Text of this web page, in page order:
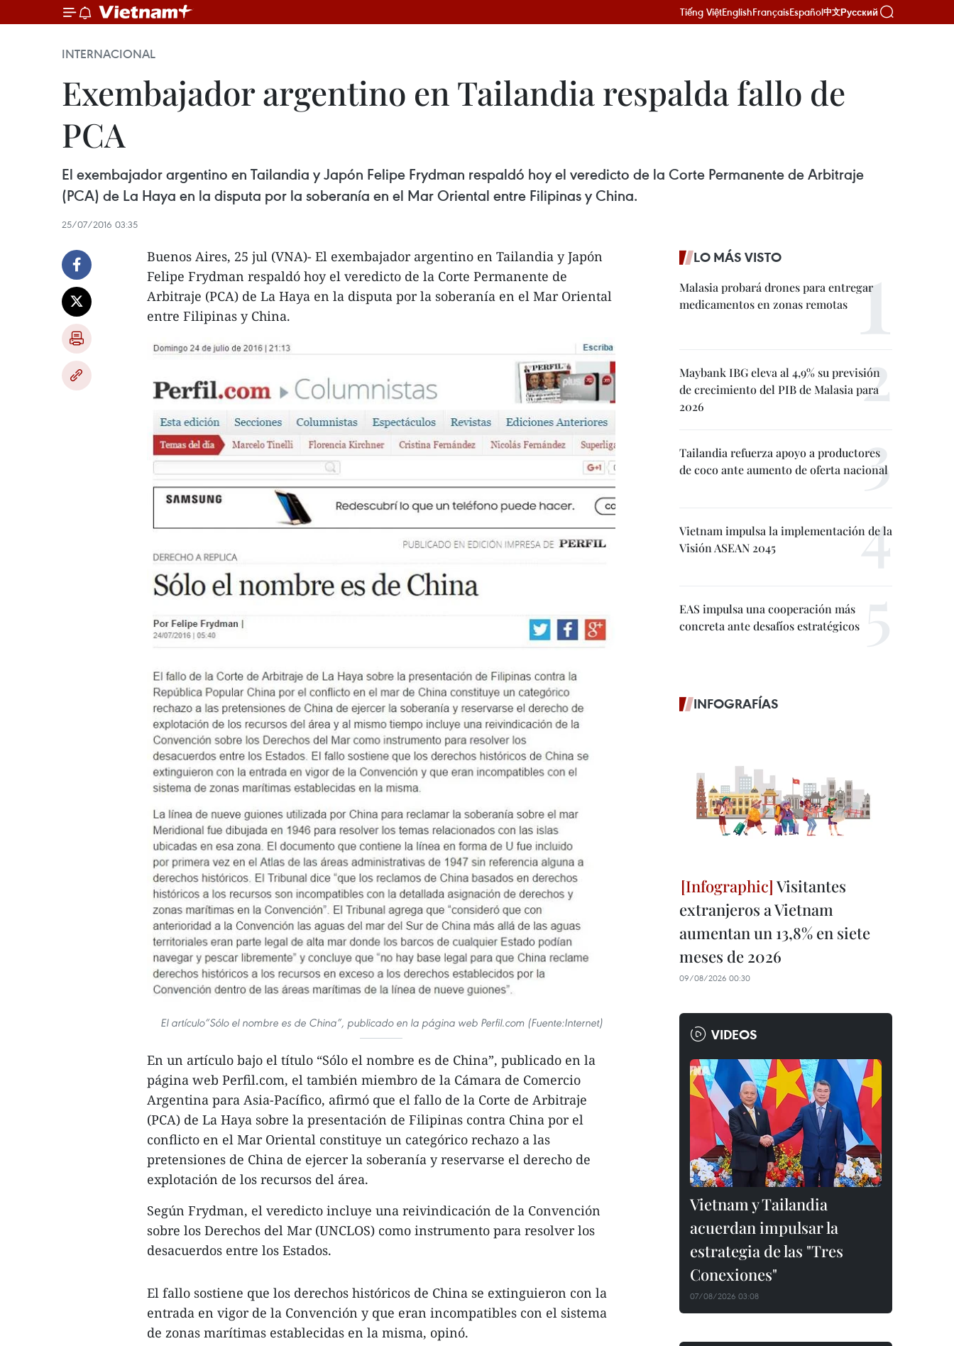
Tiếng ViệtEnglishFrançaisEspañol中文Русский
INTERNACIONAL
Exembajador argentino en Tailandia respalda fallo de
PCA
El exembajador argentino en Tailandia y Japón Felipe Frydman respaldó hoy el veredicto de la Corte Permanente de Arbitraje
(PCA) de La Haya en la disputa por la soberanía en el Mar Oriental entre Filipinas y China.
25/07/2016 03:35
Buenos Aires, 25 jul (VNA)- El exembajador argentino en Tailandia y Japón
Felipe Frydman respaldó hoy el veredicto de la Corte Permanente de
Arbitraje (PCA) de La Haya en la disputa por la soberanía en el Mar Oriental
entre Filipinas y China.
El artículo“Sólo el nombre es de China”, publicado en la página web Perfil.com (Fuente:Internet)
En un artículo bajo el título “Sólo el nombre es de China”, publicado en la
página web Perfil.com, el también miembro de la Cámara de Comercio
Argentina para Asia-Pacífico, afirmó que el fallo de la Corte de Arbitraje
(PCA) de La Haya sobre la presentación de Filipinas contra China por el
conflicto en el Mar Oriental constituye un categórico rechazo a las
pretensiones de China de ejercer la soberanía y reservarse el derecho de
explotación de los recursos del área.
Según Frydman, el veredicto incluye una reivindicación de la Convención
sobre los Derechos del Mar (UNCLOS) como instrumento para resolver los
desacuerdos entre los Estados.
El fallo sostiene que los derechos históricos de China se extinguieron con la
entrada en vigor de la Convención y que eran incompatibles con el sistema
de zonas marítimas establecidas en la misma, opinó.
LO MÁS VISTO
Malasia probará drones para entregar
medicamentos en zonas remotas
Maybank IBG eleva al 4,9% su previsión
de crecimiento del PIB de Malasia para
2026
Tailandia refuerza apoyo a productores
de coco ante aumento de oferta nacional
Vietnam impulsa la implementación de la
Visión ASEAN 2045
EAS impulsa una cooperación más
concreta ante desafíos estratégicos
INFOGRAFÍAS
Visitantes
extranjeros a Vietnam
aumentan un 13,8% en siete
meses de 2026
09/08/2026 00:30
VIDEOS
Vietnam y Tailandia
acuerdan impulsar la
estrategia de las "Tres
Conexiones"
07/08/2026 03:08